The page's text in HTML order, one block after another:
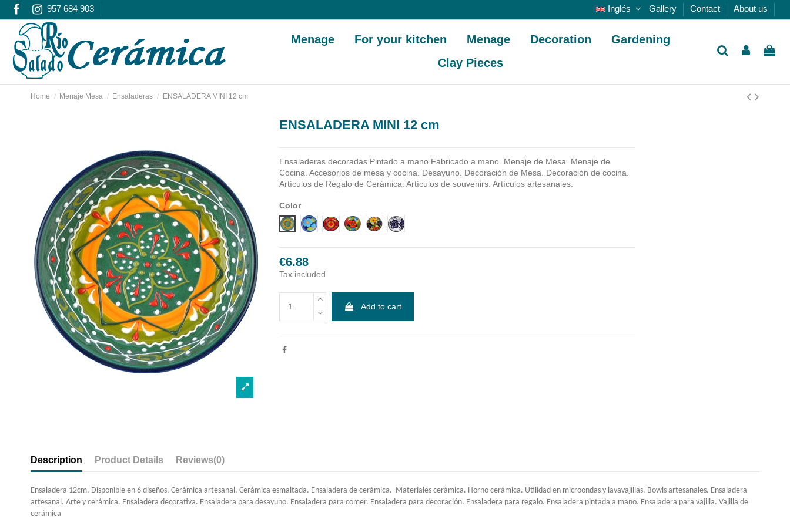
957 684 903 Inglés Gallery Contact About us
Menage For your kitchen Menage Decoration
Gardening
Clay Pieces
Home Menaje Mesa Ensaladeras ENSALADERA MINI 12 cm
ENSALADERA MINI 12 cm
Ensaladeras decoradas.Pintado a mano.Fabricado a mano.
Menaje de Mesa. Menaje de
Cocina. Accesorios de mesa y cocina. Desayuno. Decoración de Mesa. Decoración de cocina.
Artículos de Regalo de Cerámica. Artículos de souvenirs. Artículos artesanales.
Color
Diseño 1Diseño 2Diseño 3Diseño 4Diseño 5Diseño 6
€6.88
Tax included
Add to cart
Description Product Details Reviews(0)
Ensaladera 12cm. Disponible en 6 diseños. Cerámica artesanal. Cerámica esmaltada. Ensaladera de cerámica. Materiales cerámica. Horno cerámica. Utilidad en microondas y lavavajillas. Bowls artesanales. Ensaladera
artesanal. Arte y cerámica. Ensaladera decorativa. Ensaladera para desayuno. Ensaladera para comer. Ensaladera para decoración. Ensaladera para regalo. Ensaladera pintada a mano. Ensaladera para vajilla. Vajilla de
cerámica